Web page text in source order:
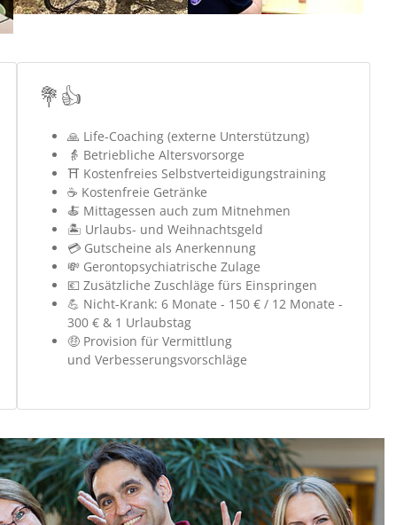
💐👍
🙏 Life-Coaching (externe Unterstützung)
👵 Betriebliche Altersvorsorge
⛩️ Kostenfreies Selbstverteidigungstraining
☕️ Kostenfreie Getränke
🍝 Mittagessen auch zum Mitnehmen
🏝️ Urlaubs- und Weihnachtsgeld
💳 Gutscheine als Anerkennung
💸 Gerontopsychiatrische Zulage
💶 Zusätzliche Zuschläge fürs Einspringen
💪 Nicht-Krank: 6 Monate - 150 € / 12 Monate -
300 € & 1 Urlaubstag
🤑 Provision für Vermittlung
und Verbesserungsvorschläge